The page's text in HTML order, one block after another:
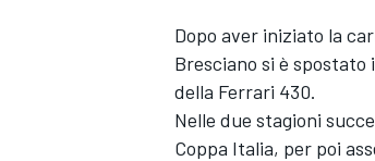
Dopo aver iniziato la
Bresciano si è spostato
della Ferrari 430.
Nelle due stagioni
Coppa Italia, per poi